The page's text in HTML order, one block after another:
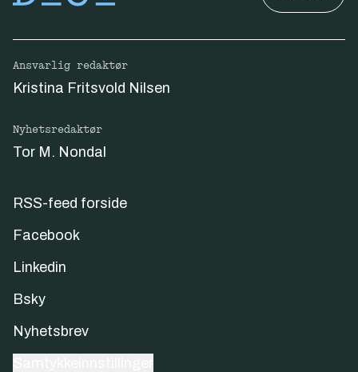
Ansvarlig redaktør
Kristina Fritsvold Nilsen
Nyhetsredaktør
Tor M. Nondal
RSS-feed forside
Facebook
Linkedin
Bsky
Nyhetsbrev